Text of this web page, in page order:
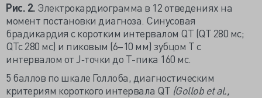
Рис. 2. Электрокардиограмма в 12 отведениях на
момент постановки диагноза. Синусовая
брадикардия с коротким интервалом QT (QT 280 мс;
QTc 280 мс) и пиковым (6–10 мм) зубцом Т с
интервалом от J‐точки до T-пика 160 мс.
5 баллов по шкале Голлоба, диагностическим
критериям короткого интервала QT (Gollob et al.,